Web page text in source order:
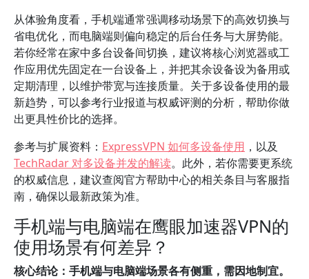
从体验角度看，手机端通常强调移动场景下的高效切换与
省电优化，而电脑端则偏向稳定的后台任务与大屏势能。
若你经常在家中多台设备间切换，建议将核心浏览器或工
作应用优先固定在一台设备上，并把其余设备设为备用或
定期清理，以维护带宽与连接质量。关于多设备使用的最
新趋势，可以参考行业报道与权威评测的分析，帮助你做
出更具性价比的选择。
参考与扩展资料： ExpressVPN 如何多设备使用 ，以及
TechRadar 对多设备并发的解读。此外，若你需要更系统
的权威信息，建议查阅官方帮助中心的相关条目与客服指
南，确保以最新政策为准。
手机端与电脑端在鹰眼加速器VPN的
使用场景有何差异？
核心结论：手机端与电脑端场景各有侧重，需因地制宜。